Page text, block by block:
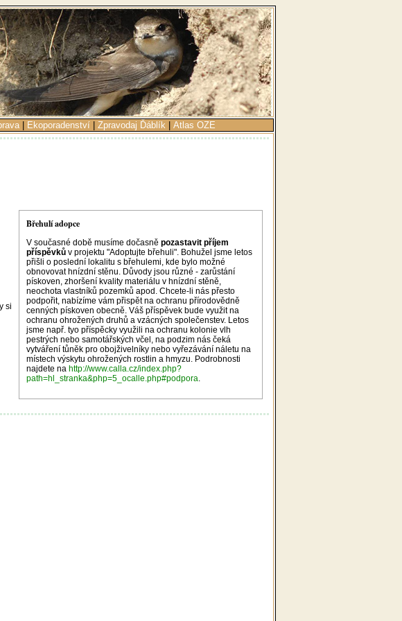
| Ekoporadenství Zpravodaj Ďáblík Atlas OZE
Břehulí adopce
V současné době musíme dočasně pozastavit příjem
příspěvků v projektu "Adoptujte břehuli". Bohužel jsme letos
přišli o poslední lokalitu s břehulemi, kde bylo možné
obnovovat hnízdní stěnu. Důvody jsou různé - zarůstání
pískoven, zhoršení kvality materiálu v hnízdní stěně,
neochota vlastníků pozemků apod. Chcete-li nás přesto
podpořit, nabízíme vám přispět na ochranu přírodovědně
cenných pískoven obecně. Váš příspěvek bude využit na
ochranu ohrožených druhů a vzácných společenstev. Letos
jsme např. tyo příspěcky využili na ochranu kolonie vlh
pestrých nebo samotářských včel, na podzim nás čeká
vytváření tůněk pro obojživelníky nebo vyřezávání náletu na
místech výskytu ohrožených rostlin a hmyzu. Podrobnosti
najdete na http://www.calla.cz/index.php?
path=hl_stranka&php=5_ocalle.php#podpora.
si